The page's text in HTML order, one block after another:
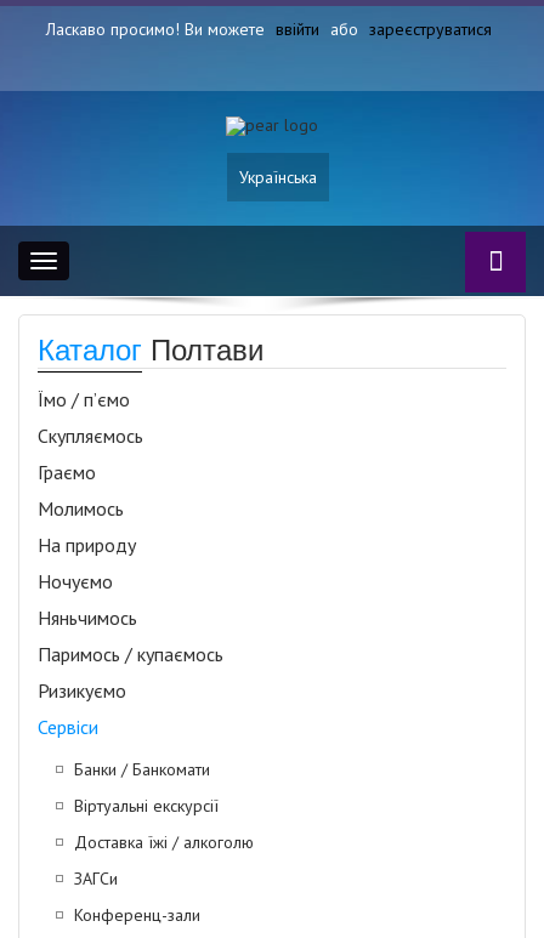
Ласкаво просимо! Ви можете ввійти або зареєструватися
Українська
Toggle
navigation
Каталог Полтави
Їмо / п’ємо
Скупляємось
Граємо
Молимось
На природу
Ночуємо
Няньчимось
Паримось / купаємось
Ризикуємо
Сервіси
Банки / Банкомати
Віртуальні екскурсії
Доставка їжі / алкоголю
ЗАГСи
Конференц-зали